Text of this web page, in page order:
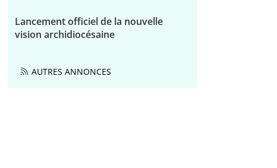
Lancement officiel de la nouvelle
vision archidiocésaine
AUTRES ANNONCES